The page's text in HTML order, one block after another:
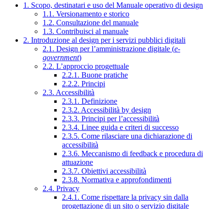
1. Scopo, destinatari e uso del Manuale operativo di design
1.1. Versionamento e storico
1.2. Consultazione del manuale
1.3. Contribuisci al manuale
2. Introduzione al design per i servizi pubblici digitali
2.1. Design per l’amministrazione digitale (e-
government)
2.2. L’approccio progettuale
2.2.1. Buone pratiche
2.2.2. Principi
2.3. Accessibilità
2.3.1. Definizione
2.3.2. Accessibilità by design
2.3.3. Principi per l’accessibilità
2.3.4. Linee guida e criteri di successo
2.3.5. Come rilasciare una dichiarazione di
accessibilità
2.3.6. Meccanismo di feedback e procedura di
attuazione
2.3.7. Obiettivi accessibilità
2.3.8. Normativa e approfondimenti
2.4. Privacy
2.4.1. Come rispettare la privacy sin dalla
progettazione di un sito o servizio digitale